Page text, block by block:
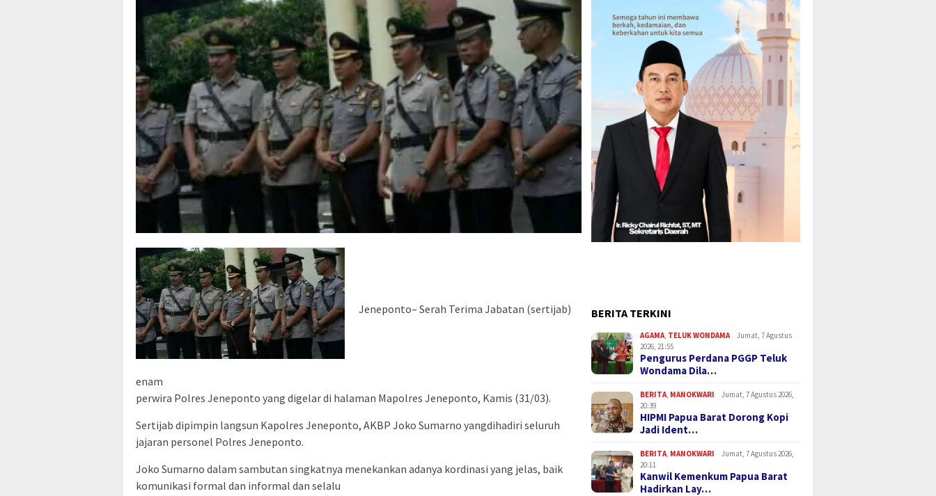
Jeneponto– Serah Terima Jabatan (sertijab)
enam
perwira Polres Jeneponto yang digelar di halaman Mapolres Jeneponto, Kamis (31/03).
Sertijab dipimpin langsun Kapolres Jeneponto, AKBP Joko Sumarno yangdihadiri seluruh
jajaran personel Polres Jeneponto.
Joko Sumarno dalam sambutan singkatnya menekankan adanya kordinasi yang jelas, baik
komunikasi formal dan informal dan selalu
BERITA TERKINI
AGAMA TELUK WONDAMA
Jumat, 7 Agustus
2026, 21:55
Pengurus Perdana PGGP Teluk
Wondama Dila…
BERITA MANOKWARI
Jumat, 7 Agustus 2026,
20:39
HIPMI Papua Barat Dorong Kopi
Jadi Ident…
BERITA MANOKWARI
Jumat, 7 Agustus 2026,
20:11
Kanwil Kemenkum Papua Barat
Hadirkan Lay…